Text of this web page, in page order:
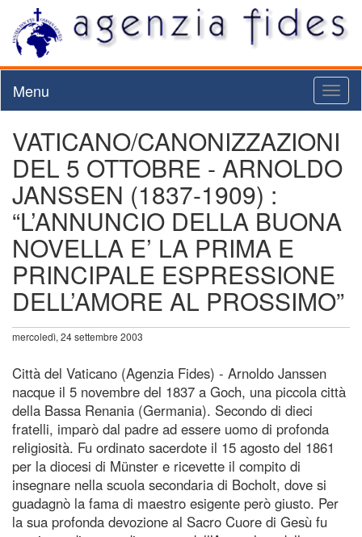
Menu
VATICANO/CANONIZZAZIONI
DEL 5 OTTOBRE - ARNOLDO
JANSSEN (1837-1909) :
“L’ANNUNCIO DELLA BUONA
NOVELLA E’ LA PRIMA E
PRINCIPALE ESPRESSIONE
DELL’AMORE AL PROSSIMO”
mercoledì, 24 settembre 2003
Città del Vaticano (Agenzia Fides) - Arnoldo Janssen
nacque il 5 novembre del 1837 a Goch, una piccola città
della Bassa Renania (Germania). Secondo di dieci
fratelli, imparò dal padre ad essere uomo di profonda
religiosità. Fu ordinato sacerdote il 15 agosto del 1861
per la diocesi di Münster e ricevette il compito di
insegnare nella scuola secondaria di Bocholt, dove si
guadagnò la fama di maestro esigente però giusto. Per
la sua profonda devozione al Sacro Cuore di Gesù fu